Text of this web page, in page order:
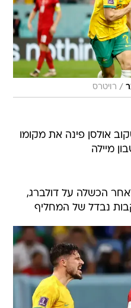
/ רויטרס
אולסן פינה את מקומו
מיילה
הכשלה על דולברג,
נבדל של המחליף